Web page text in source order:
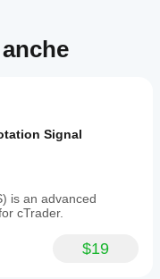
Signal
is an advanced
cTrader.
$19